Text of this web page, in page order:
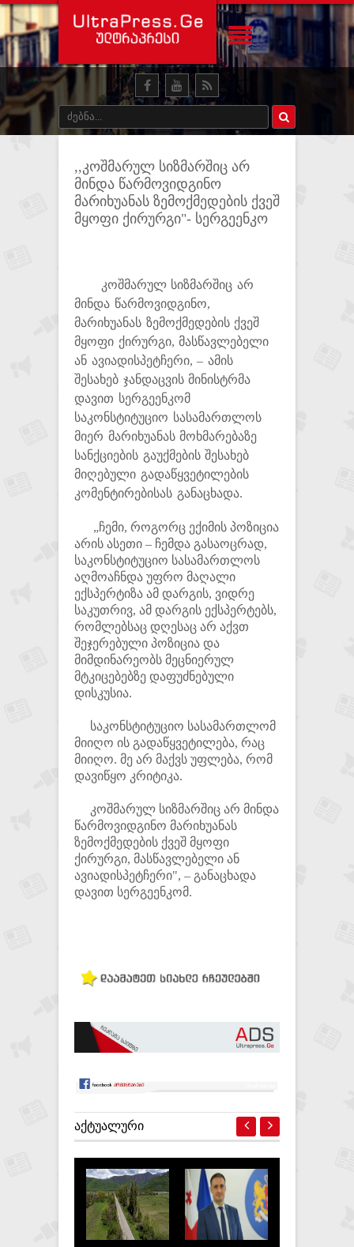
,,კოშმარულ სიზმარშიც არ
მინდა წარმოვიდგინო
მარიხუანას ზემოქმედების ქვეშ
მყოფი ქირურგი"- სერგეენკო
კოშმარულ სიზმარშიც არ
მინდა წარმოვიდგინო,
მარიხუანას ზემოქმედების ქვეშ
მყოფი ქირურგი, მასწავლებელი
ან ავიადისპეტჩერი, – ამის
შესახებ ჯანდაცვის მინისტრმა
დავით სერგეენკომ
საკონსტიტუციო სასამართლოს
მიერ მარიხუანას მოხმარებაზე
სანქციების გაუქმების შესახებ
მიღებული გადაწყვეტილების
კომენტირებისას განაცხადა.
„ჩემი, როგორც ექიმის პოზიცია
არის ასეთი – ჩემდა გასაოცრად,
საკონსტიტუციო სასამართლოს
აღმოაჩნდა უფრო მაღალი
ექსპერტიზა ამ დარგის, ვიდრე
საკუთრივ, ამ დარგის ექსპერტებს,
რომლებსაც დღესაც არ აქვთ
შეჯერებული პოზიცია და
მიმდინარეობს მეცნიერულ
მტკიცებებზე დაფუძნებული
დისკუსია.
საკონსტიტუციო სასამართლომ
მიიღო ის გადაწყვეტილება, რაც
მიიღო. მე არ მაქვს უფლება, რომ
დავიწყო კრიტიკა.
კოშმარულ სიზმარშიც არ მინდა
წარმოვიდგინო მარიხუანას
ზემოქმედების ქვეშ მყოფი
ქირურგი, მასწავლებელი ან
ავიადისპეტჩერი", – განაცხადა
დავით სერგეენკომ.
ᲐᲥᲢᲣᲐᲚᲣᲠᲘ